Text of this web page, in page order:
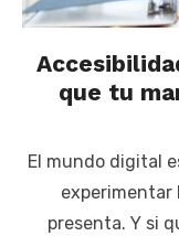
que tu
El mundo digital
presenta. Y si